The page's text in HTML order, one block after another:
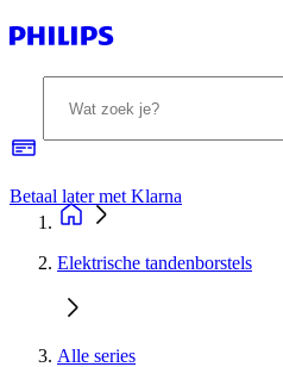
Betaal later met Klarna
Elektrische tandenborstels
Alle series